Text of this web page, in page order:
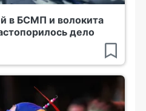
в БСМП и волокита
дело